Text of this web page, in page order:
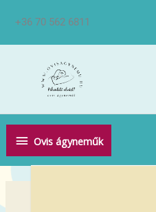
+36 70 562 6811
Below
Header
Ovis ágyneműk